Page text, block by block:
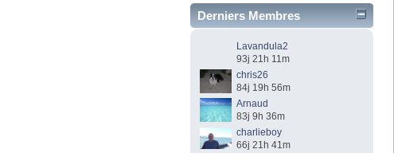
Derniers Membres
Lavandula2
93j 21h 11m
chris26
84j 19h 56m
Arnaud
83j 9h 36m
charlieboy
66j 21h 41m